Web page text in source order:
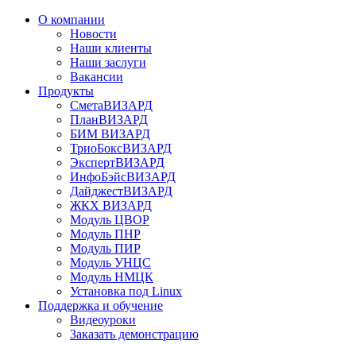
О компании
Новости
Наши клиенты
Наши заслуги
Вакансии
Продукты
СметаВИЗАРД
ПланВИЗАРД
БИМ ВИЗАРД
ТриоБоксВИЗАРД
ЭкспертВИЗАРД
ИнфоБэйсВИЗАРД
ДайджестВИЗАРД
ЖКХ ВИЗАРД
Модуль ЦВОР
Модуль ПНР
Модуль ПИР
Модуль УНЦС
Модуль НМЦК
Установка под Linux
Поддержка и обучение
Видеоуроки
Заказать демонстрацию